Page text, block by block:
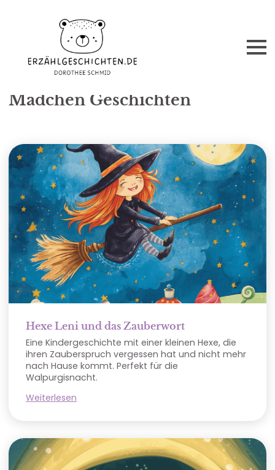
Mädchen Geschichten
Hexe Leni und das Zauberwort
Eine Kindergeschichte mit einer kleinen Hexe, die
ihren Zauberspruch vergessen hat und nicht mehr
nach Hause kommt. Perfekt für die
Walpurgisnacht.
Weiterlesen